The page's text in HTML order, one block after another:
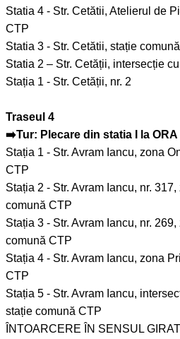
Statia 4 - Str. Cetătii, Atelierul de
CTP
Statia 3 - Str. Cetătii, stație
Statia 2 – Str. Cetății, intersecție
Stația 1 - Str. Cetății, nr. 2
Traseul 4
➡️Tur: Plecare din statia I la ORA
Stația 1 - Str. Avram Iancu, zona
CTP
Stația 2 - Str. Avram Iancu, nr.
comună CTP
Stația 3 - Str. Avram Iancu, nr.
comună CTP
Stația 4 - Str. Avram Iancu, zona
CTP
Stația 5 - Str. Avram Iancu,
stație comună CTP
ÎNTOARCERE ÎN SENSUL